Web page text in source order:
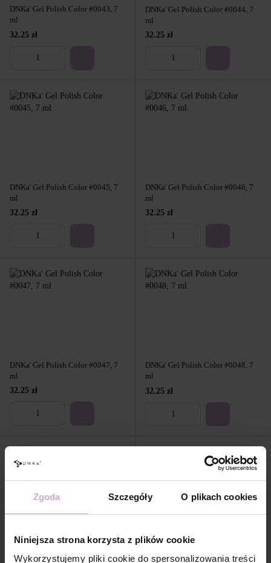
Zgoda Szczegóły O plikach cookies
Niniejsza strona korzysta z plików cookie
Wykorzystujemy pliki cookie do spersonalizowania treści
DNKa' Gel Polish Color #0043, 7
ml
32.25 zł
DNKa' Gel Polish Color #0044, 7
ml
32.25 zł
DNKa' Gel Polish Color #0045, 7
ml
32.25 zł
DNKa' Gel Polish Color #0046, 7
ml
32.25 zł
DNKa' Gel Polish Color #0047, 7
ml
32.25 zł
DNKa' Gel Polish Color #0048, 7
ml
32.25 zł
DNKa' Gel Polish Color #0049, 7
ml
DNKa' Gel Polish Color #0050, 7